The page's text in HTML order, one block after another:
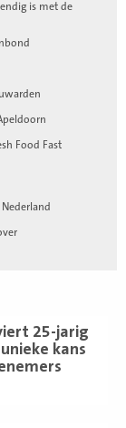
is met de
Food Fast
25-jarig
kans